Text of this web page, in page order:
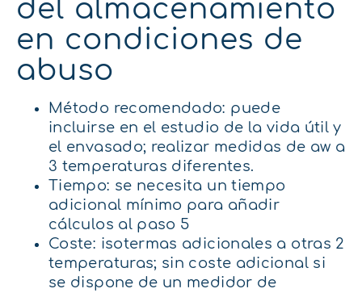
del almacenamiento
en condiciones de
abuso
Método recomendado: puede
incluirse en el estudio de la vida útil y
el envasado; realizar medidas de aw a
3 temperaturas diferentes.
Tiempo: se necesita un tiempo
adicional mínimo para añadir
cálculos al paso 5
Coste: isotermas adicionales a otras 2
temperaturas; sin coste adicional si
se dispone de un medidor de